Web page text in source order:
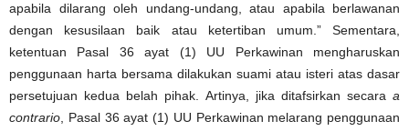
apabila dilarang oleh undang-undang, atau apabila berlawanan
dengan kesusilaan baik atau ketertiban umum.” Sementara,
ketentuan Pasal 36 ayat (1) UU Perkawinan mengharuskan
penggunaan harta bersama dilakukan suami atau isteri atas dasar
persetujuan kedua belah pihak. Artinya, jika ditafsirkan secara a
contrario , Pasal 36 ayat (1) UU Perkawinan melarang penggunaan